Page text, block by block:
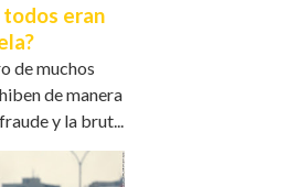
todos eran
de muchos
de manera
y la brut...